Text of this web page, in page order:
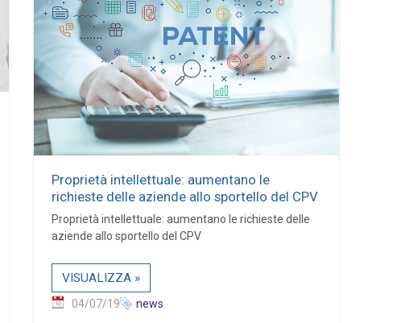
Proprietà intellettuale: aumentano le
richieste delle aziende allo sportello del CPV
Proprietà intellettuale: aumentano le richieste delle
aziende allo sportello del CPV
VISUALIZZA »
04/07/19 news